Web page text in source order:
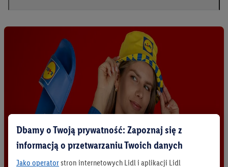
Dbamy o Twoją prywatność: Zapoznaj się z
informacją o przetwarzaniu Twoich danych
Jako operatorstron internetowych Lidl i aplikacji Lidl